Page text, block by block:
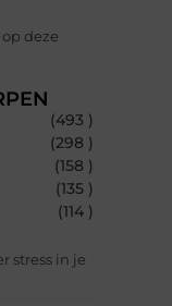
deze
(493 )
(298 )
(158 )
(135 )
(114 )
stress in je